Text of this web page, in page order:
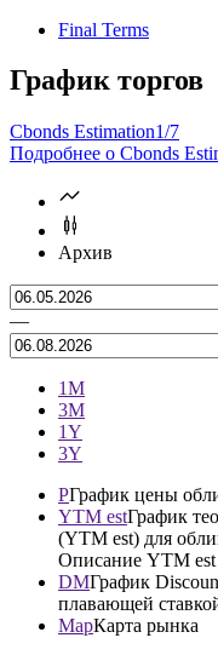
Final Terms
График торгов
Cbonds Estimation1/7
Подробнее о Cbonds
Архив
—
1М
3М
1Y
3Y
PГрафик цены
YTM estГрафик
(YTM est) для
Описание YTM est
DMГрафик
плавающей
MapКарта рынка